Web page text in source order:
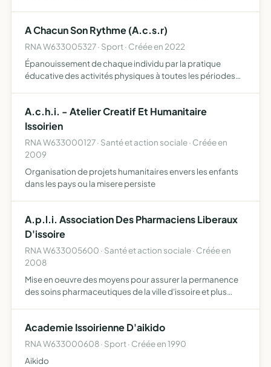
dans les compéti…
A Chacun Son Rythme (A.c.s.r)
RNA W633005327 · Sport · Créée en 2022
Épanouissement de chaque individu par la pratique
éducative des activités physiques à toutes les périodes
récréa…
A.c.h.i. - Atelier Creatif Et Humanitaire
Issoirien
RNA W633000127 · Santé et action sociale · Créée en
2009
Organisation de projets humanitaires envers les enfants
dans les pays ou la misere persiste
A.p.l.i. Association Des Pharmaciens Liberaux
D'issoire
RNA W633005600 · Santé et action sociale · Créée en
2008
Mise en oeuvre des moyens pour assurer la permanence
des soins pharmaceutiques de la ville d'issoire et plus
Academie Issoirienne D'aikido
RNA W633000608 · Sport · Créée en 1990
Aikido